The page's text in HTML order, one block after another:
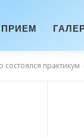
ПРИЕМ
практикум